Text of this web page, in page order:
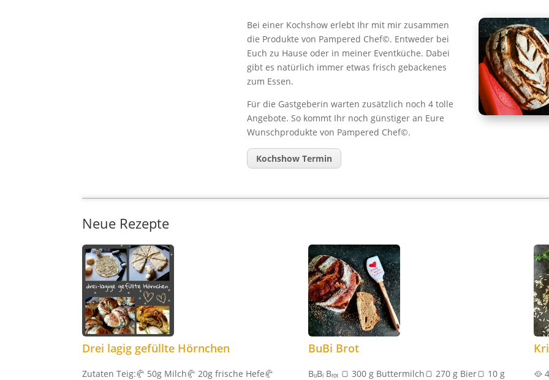
Bei einer Kochshow erlebt Ihr mit mir zusammen
die Produkte von Pampered Chef©. Entweder bei
Euch zu Hause oder in meiner Eventküche. Dabei
gibt es natürlich immer etwas frisch gebackenes
zum Essen.
Für die Gastgeberin warten zusätzlich noch 4 tolle
Angebote. So kommt Ihr noch günstiger an Eure
Wunschprodukte von Pampered Chef©.
Kochshow Termin
Neue Rezepte
Drei lagig gefüllte Hörnchen
Zutaten Teig:🥐 50g Milch🥐 20g frische Hefe🥐
BuBi Brot
BᵤBᵢ Bᵣₒₜ 🍞 300 g Buttermilch🍞 270 g Bier🍞 10 g 🥘